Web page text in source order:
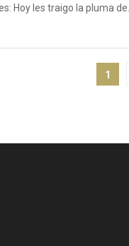
Hoy les traigo la pluma de...
1